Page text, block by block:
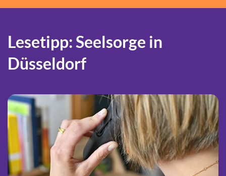
Lesetipp: Seelsorge in
Düsseldorf